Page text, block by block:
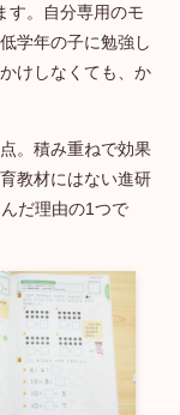
す。自分専用のモ
学年の子に勉強し
けしなくても、か
。積み重ねで効果
教材にはない進研
だ理由の1つで